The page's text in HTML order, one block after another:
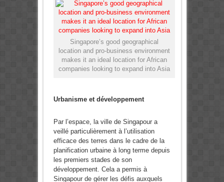
Singapore’s good geographical
location and pro-business environment
makes it an ideal location for African
companies looking to expand into Asia
Urbanisme et développement
Par l’espace, la ville de Singapour a
veillé particulièrement à l’utilisation
efficace des terres dans le cadre de la
planification urbaine à long terme depuis
les premiers stades de son
développement. Cela a permis à
Singapour de gérer les défis auxquels